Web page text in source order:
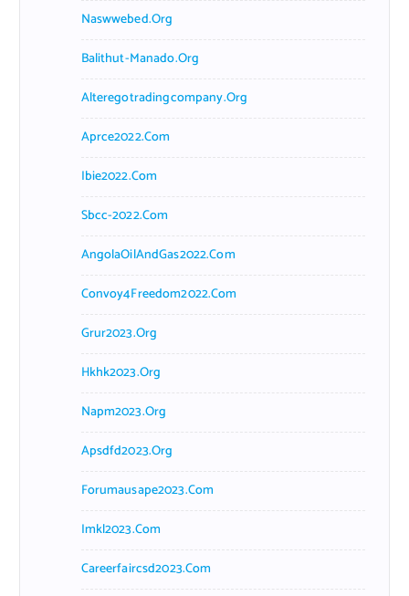
Naswwebed.org
Balithut-Manado.org
Alteregotradingcompany.org
Aprce2022.com
Ibie2022.com
Sbcc-2022.com
AngolaOilAndGas2022.com
Convoy4Freedom2022.com
Grur2023.org
Hkhk2023.org
Napm2023.org
Apsdfd2023.org
Forumausape2023.com
Imkl2023.com
Careerfaircsd2023.com